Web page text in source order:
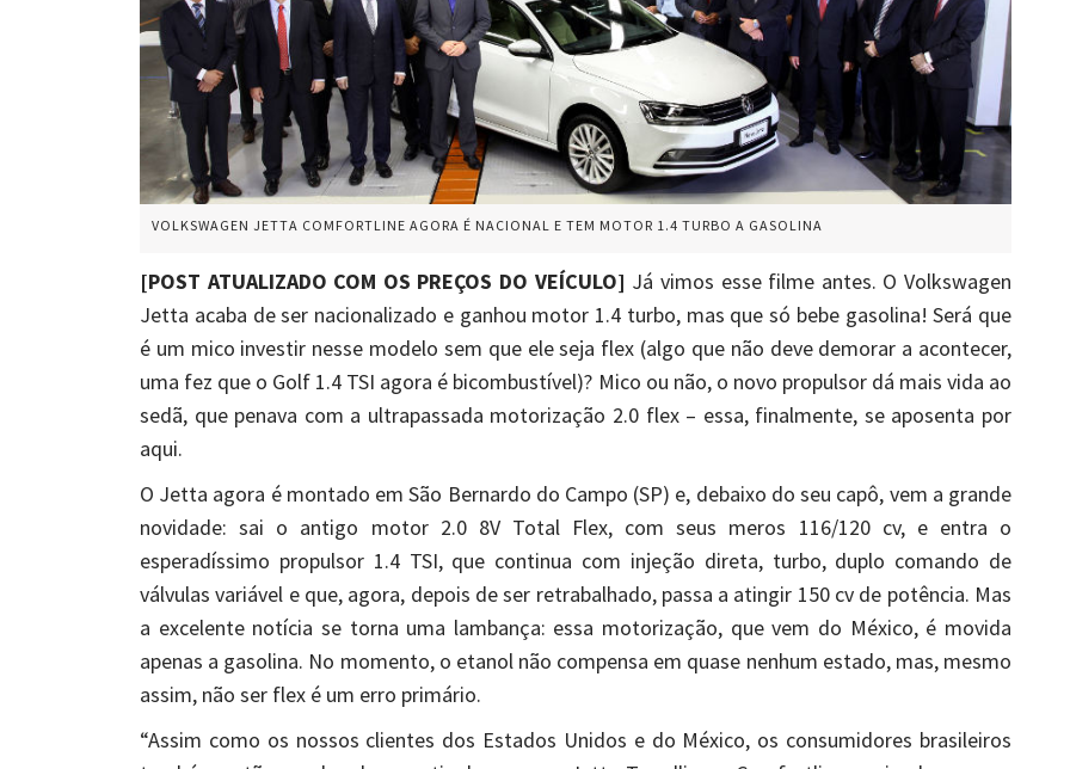
VOLKSWAGEN JETTA COMFORTLINE AGORA É NACIONAL E TEM MOTOR 1.4 TURBO A GASOLINA
[POST ATUALIZADO COM OS PREÇOS DO VEÍCULO] Já vimos esse filme antes. O Volkswagen
Jetta acaba de ser nacionalizado e ganhou motor 1.4 turbo, mas que só bebe gasolina! Será que
é um mico investir nesse modelo sem que ele seja flex (algo que não deve demorar a acontecer,
uma fez que o Golf 1.4 TSI agora é bicombustível)? Mico ou não, o novo propulsor dá mais vida ao
sedã, que penava com a ultrapassada motorização 2.0 flex – essa, finalmente, se aposenta por
aqui.
O Jetta agora é montado em São Bernardo do Campo (SP) e, debaixo do seu capô, vem a grande
novidade: sai o antigo motor 2.0 8V Total Flex, com seus meros 116/120 cv, e entra o
esperadíssimo propulsor 1.4 TSI, que continua com injeção direta, turbo, duplo comando de
válvulas variável e que, agora, depois de ser retrabalhado, passa a atingir 150 cv de potência. Mas
a excelente notícia se torna uma lambança: essa motorização, que vem do México, é movida
apenas a gasolina. No momento, o etanol não compensa em quase nenhum estado, mas, mesmo
assim, não ser flex é um erro primário.
“Assim como os nossos clientes dos Estados Unidos e do México, os consumidores brasileiros